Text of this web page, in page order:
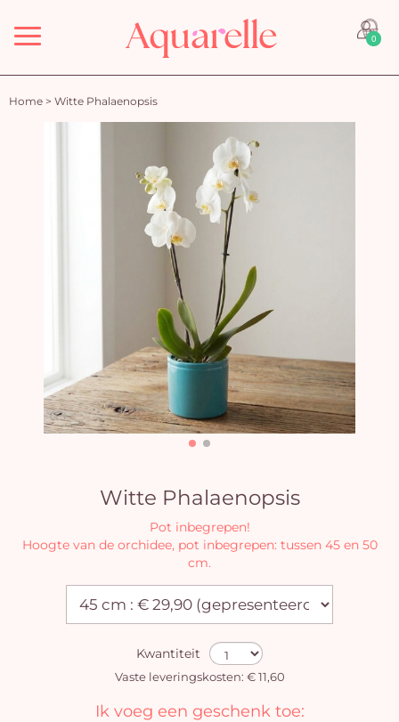
Menu 0
Home > Witte Phalaenopsis
Witte Phalaenopsis
Pot inbegrepen!
Hoogte van de orchidee, pot inbegrepen: tussen 45 en 50
cm.
Kwantiteit
Vaste leveringskosten: € 11,60
Ik voeg een geschenk toe: